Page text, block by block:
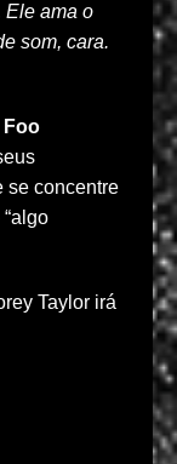
Ele ama o
som, cara.
Foo
se concentre
Taylor irá